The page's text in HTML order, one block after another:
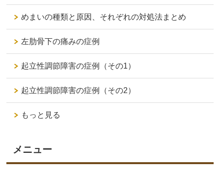
めまいの種類と原因、それぞれの対処法まとめ
左肋骨下の痛みの症例
起立性調節障害の症例（その1）
起立性調節障害の症例（その2）
もっと見る
メニュー